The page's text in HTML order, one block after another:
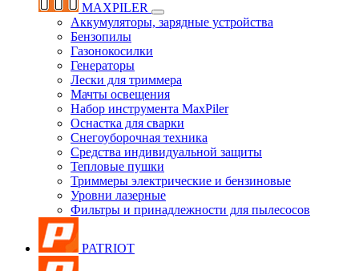
MAXPILER
Аккумуляторы, зарядные устройства
Бензопилы
Газонокосилки
Генераторы
Лески для триммера
Мачты освещения
Набор инструмента MaxPiler
Оснастка для сварки
Снегоуборочная техника
Средства индивидуальной защиты
Тепловые пушки
Триммеры электрические и бензиновые
Уровни лазерные
Фильтры и принадлежности для пылесосов
PATRIOT